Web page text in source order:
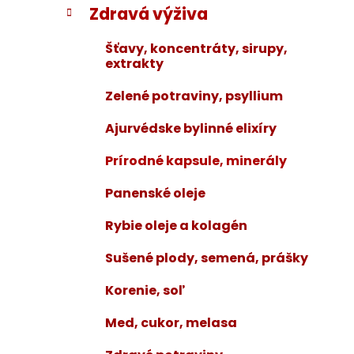
a
i
Zdravá výživa
Šťavy, koncentráty, sirupy,
extrakty
Zelené potraviny, psyllium
Ajurvédske bylinné elixíry
Prírodné kapsule, minerály
Panenské oleje
Rybie oleje a kolagén
Sušené plody, semená, prášky
Korenie, soľ
Med, cukor, melasa